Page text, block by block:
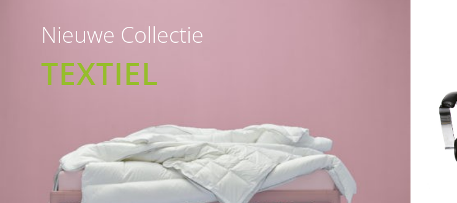
Nieuwe Collectie
TEXTIEL